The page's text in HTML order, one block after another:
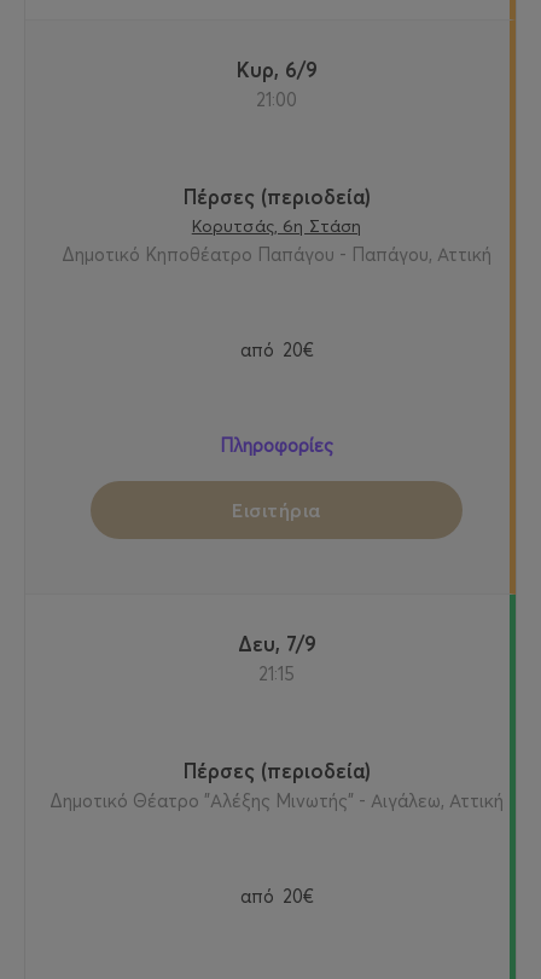
Κυρ, 6/9
21:00
Πέρσες (περιοδεία)
Κορυτσάς, 6η Στάση
Δημοτικό Κηποθέατρο Παπάγου - Παπάγου, Αττική
από 20€
Πληροφορίες
Εισιτήρια
Δευ, 7/9
21:15
Πέρσες (περιοδεία)
Δημοτικό Θέατρο "Αλέξης Μινωτής" - Αιγάλεω, Αττική
από 20€